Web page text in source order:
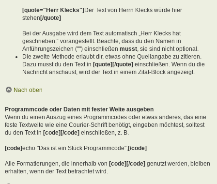
[quote="Herr Klecks"] Der Text von Herrn Klecks würde hier
stehen [/quote]
Bei der Ausgabe wird dem Text automatisch „Herr Klecks hat
geschrieben:“ vorangestellt. Beachte, dass du den Namen in
Anführungszeichen ("") einschließen musst, sie sind nicht optional.
Die zweite Methode erlaubt dir, etwas ohne Quellangabe zu zitieren.
Dazu musst du den Text in [quote][/quote] einschließen. Wenn du die
Nachricht anschaust, wird der Text in einem Zitat-Block angezeigt.
Nach oben
Programmcode oder Daten mit fester Weite ausgeben
Wenn du einen Auszug eines Programmcodes oder etwas anderes, das eine
feste Textweite wie eine Courier-Schrift benötigt, eingeben möchtest, solltest
du den Text in [code][/code] einschließen, z. B.
[code]echo "Das ist ein Stück Programmcode";[/code]
Alle Formatierungen, die innerhalb von [code][/code] genutzt werden, bleiben
erhalten, wenn der Text betrachtet wird.